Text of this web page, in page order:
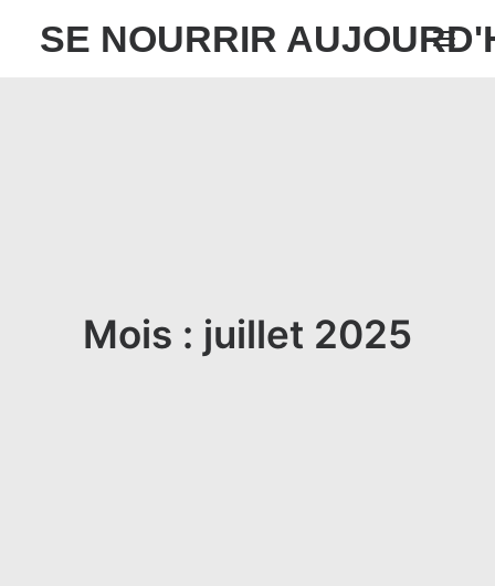
SE NOURRIR
CONTACT
Mois : juillet 2025